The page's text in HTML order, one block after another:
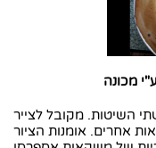
מכונה
השיטות. מקובל לצייר
אחרים. אומנות הציור